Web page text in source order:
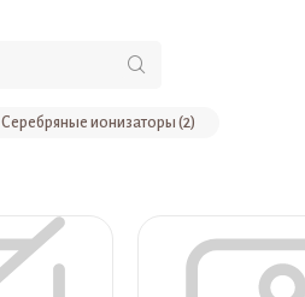
Серебряные ионизаторы (2)